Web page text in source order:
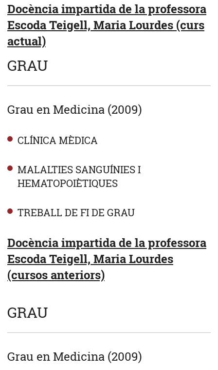
Docència impartida de la professora
Escoda Teigell, Maria Lourdes (curs
actual)
GRAU
Grau en Medicina (2009)
CLÍNICA MÈDICA
MALALTIES SANGUÍNIES I
HEMATOPOIÈTIQUES
TREBALL DE FI DE GRAU
Docència impartida de la professora
Escoda Teigell, Maria Lourdes
(cursos anteriors)
GRAU
Grau en Medicina (2009)